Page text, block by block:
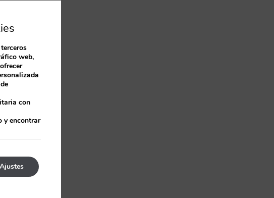
web,
con
y encontrar
Ajustes